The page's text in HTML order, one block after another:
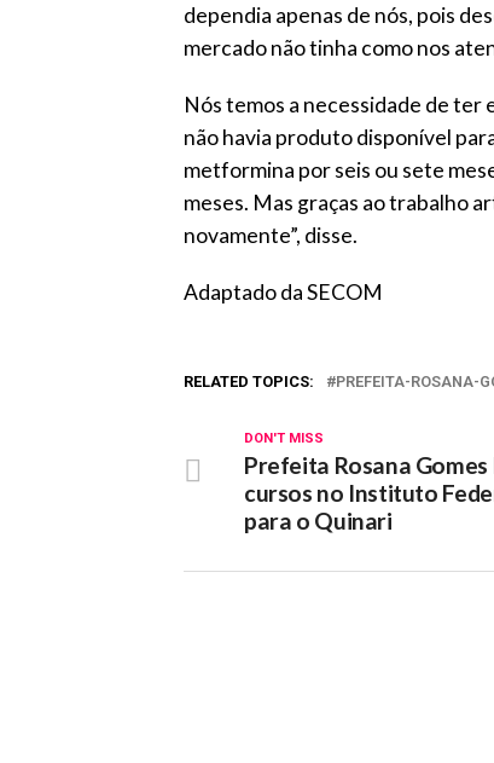
dependia apenas de nós, pois
mercado não tinha como nos
Nós temos a necessidade de ter
não havia produto disponível
metformina por seis ou sete
meses. Mas graças ao trabalho
novamente”, disse.
Adaptado da SECOM
RELATED TOPICS: PREFEITA-ROSANA-
DON'T MISS
Prefeita Rosana Gomes
cursos no Instituto
para o Quinari